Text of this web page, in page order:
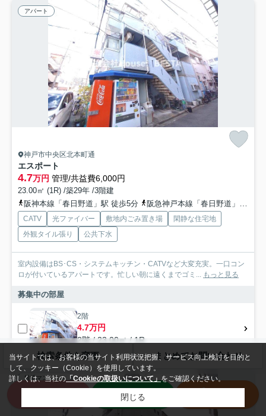
アパート
神戸市中央区北本町通
エスポート
4.7万円 管理/共益費6,000円
23.00㎡ (1R) /築29年 /3階建
阪神本線「春日野道」駅 徒歩5分
阪急神戸本線「春日野道」駅 徒歩12分
CATV 光ファイバー 敷地内ごみ置き場
閑静な住宅地
外観タイル張り
公共下水
室内設備はBS･CS・システムキッチン・CATVなど大変充実。一口コン
ロが付いているアパートです。忙しい朝に遠くまでゴミ... もっと見る
募集中の部屋
2階
4.7万円
2階 / 23.00㎡ / 1R
賃貸マンション
検索条件を変更 まとめてお問い合わせ
LINE
当サイトでは、お客様の当サイト利用状況把握、サービス向上検討を目的と
して、クッキー（Cookie）を使用しています。
詳しくは、当社の 「Cookieの取扱いについて」をご確認ください。
閉じる